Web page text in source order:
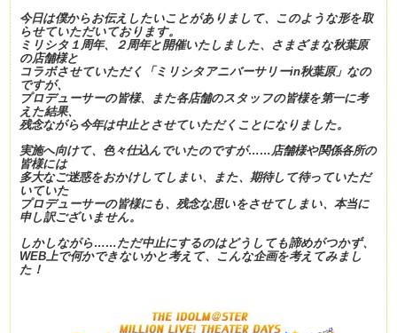
今日は僕からお伝えしたいことがありまして、このような形を取
らせていただいております。
ミリシタ１周年、２周年と開催いたしました、さまざまな秋葉原
の店舗様と
コラボさせていただく「ミリシタアニバーサリーin秋葉原」なの
ですが、
プロデューサーの皆様、また各店舗のスタッフの皆様を第一に考
えた結果、
残念ながら今年は中止とさせていただくことになりました。
実施へ向けて、色々仕込んでいたのですが……店舗様や関係各所の
皆様には
多大なご迷惑をおかけしてしまい、また、期待して待っていただ
いていた
プロデューサーの皆様にも、残念な思いをさせてしまい、本当に
申し訳ございません。
しかしながら……ただ中止にするのはどうしても諦めがつかず、
WEB上で何かできないかと考えて、こんな企画を考えてみまし
た！